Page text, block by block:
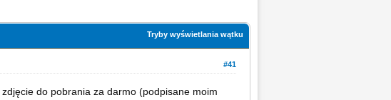
Tryby wyświetlania wątku
#41
do pobrania za darmo (podpisane moim